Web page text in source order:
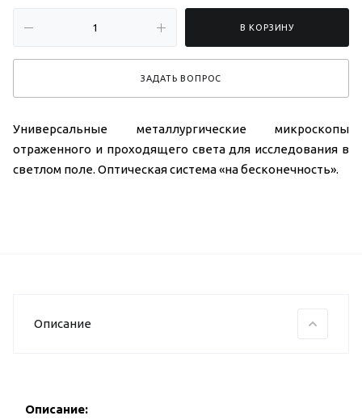
В КОРЗИНУ
ЗАДАТЬ ВОПРОС
Универсальные металлургические микроскопы
отраженного и проходящего света для исследования в
светлом поле. Оптическая система «на бесконечность».
Описание
Описание: